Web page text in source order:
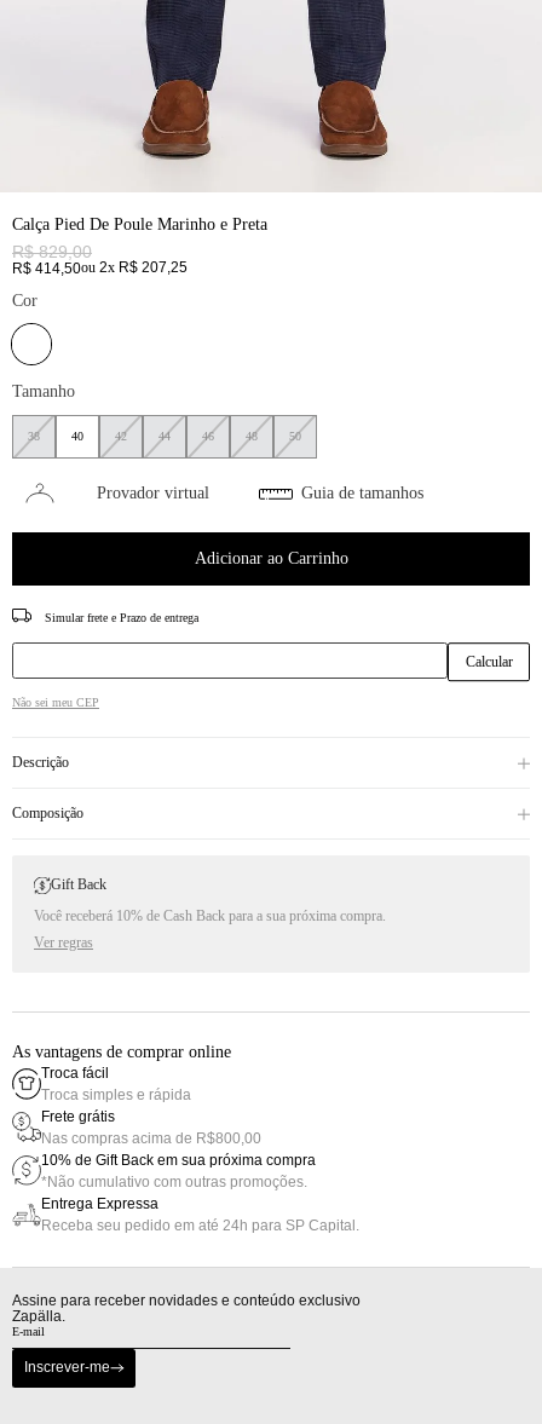
Calça Pied De Poule Marinho e Preta
R$ 829,00
R$ 414,50ou 2x R$ 207,25
Cor
Tamanho
38 40 42 44 46 48 50
Provador virtual Guia de tamanhos
Adicionar ao Carrinho
CEP
Não sei meu CEP
Descrição
Composição
Gift Back
Você receberá 10% de Cash Back para a sua próxima compra.
Ver regras
As vantagens de comprar online
Troca fácil
Troca simples e rápida
Frete grátis
Nas compras acima de R$800,00
10% de Gift Back em sua próxima compra
*Não cumulativo com outras promoções.
Entrega Expressa
Receba seu pedido em até 24h para SP Capital.
Assine para receber novidades e conteúdo exclusivo
Zapälla.
Inscrever-me